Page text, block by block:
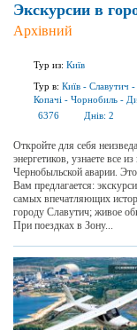
Экскурсии в
Архівний
Тур из: Київ
Тур в: Київ - Славутич -
Копачі - Чорнобиль -
6376
Днів: 2
Откройте для себя
энергетиков, узнаете все
Чернобыльской аварии.
Вам предлагается:
самых впечатляющих
городу Славутич; живое
При поездках в Зону...